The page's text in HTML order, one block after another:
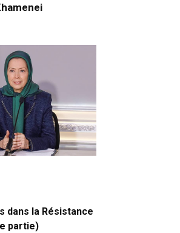
dans la Résistance
partie)